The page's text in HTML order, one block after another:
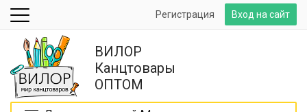
Вход на сайт
Регистрация
ВИЛОР
Канцтовары
ОПТОМ